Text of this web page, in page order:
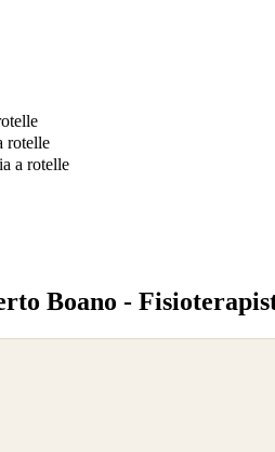
rotelle
a rotelle
Boano -